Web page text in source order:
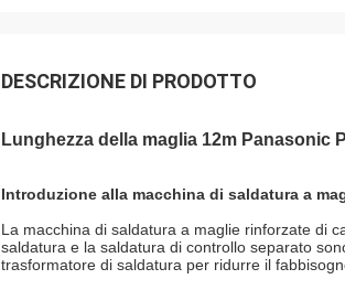
DESCRIZIONE DI PRODOTTO
Lunghezza della maglia 12m Panasonic
Introduzione alla macchina di saldatura a
La macchina di saldatura a maglie rinforzate di
saldatura e la saldatura di controllo separato
trasformatore di saldatura per ridurre il